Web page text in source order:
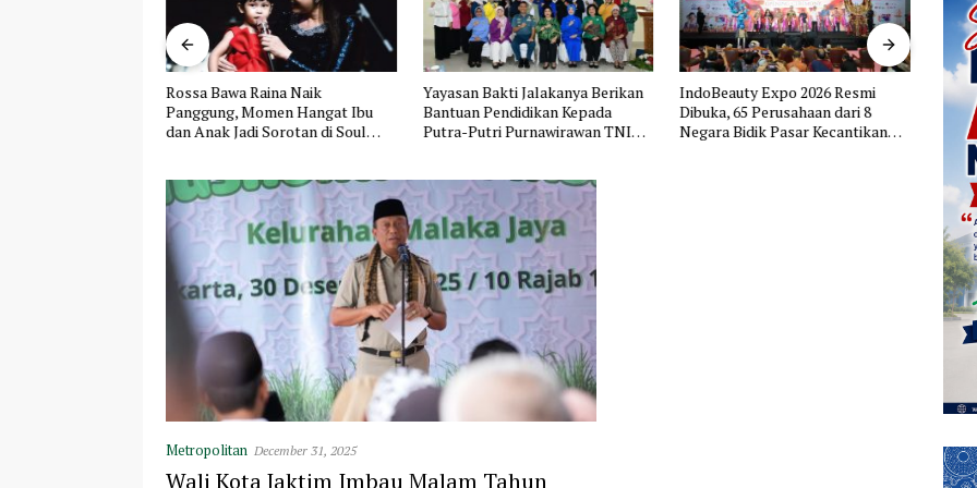
Rossa Bawa Raina Naik
Panggung, Momen Hangat Ibu
dan Anak Jadi Sorotan di Soul
Yayasan Bakti Jalakanya Berikan
Bantuan Pendidikan Kepada
Putra-Putri Purnawirawan TNI
IndoBeauty Expo 2026 Resmi
Dibuka, 65 Perusahaan dari 8
Negara Bidik Pasar Kecantikan
dan
Metropolitan December 31, 2025
Wali Kota Jaktim Imbau Malam Tahun